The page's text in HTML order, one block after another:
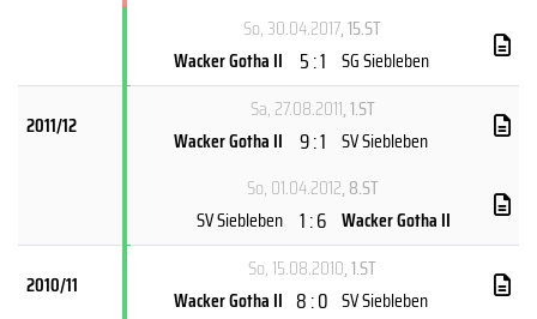
So, 30.04.2017, 15.ST
Wacker Gotha II
5 : 1 SG Siebleben
2011/12
Sa, 27.08.2011, 1.ST
Wacker Gotha II 9 : 1 SV Siebleben
So, 01.04.2012, 8.ST
SV Siebleben 1 : 6 Wacker Gotha II
2010/11
So, 15.08.2010, 1.ST
Wacker Gotha II 8 : 0 SV Siebleben